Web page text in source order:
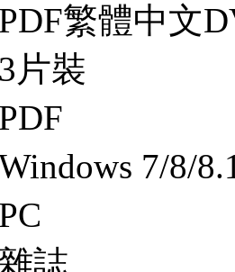
繁體中文
片裝
7/8/
誌